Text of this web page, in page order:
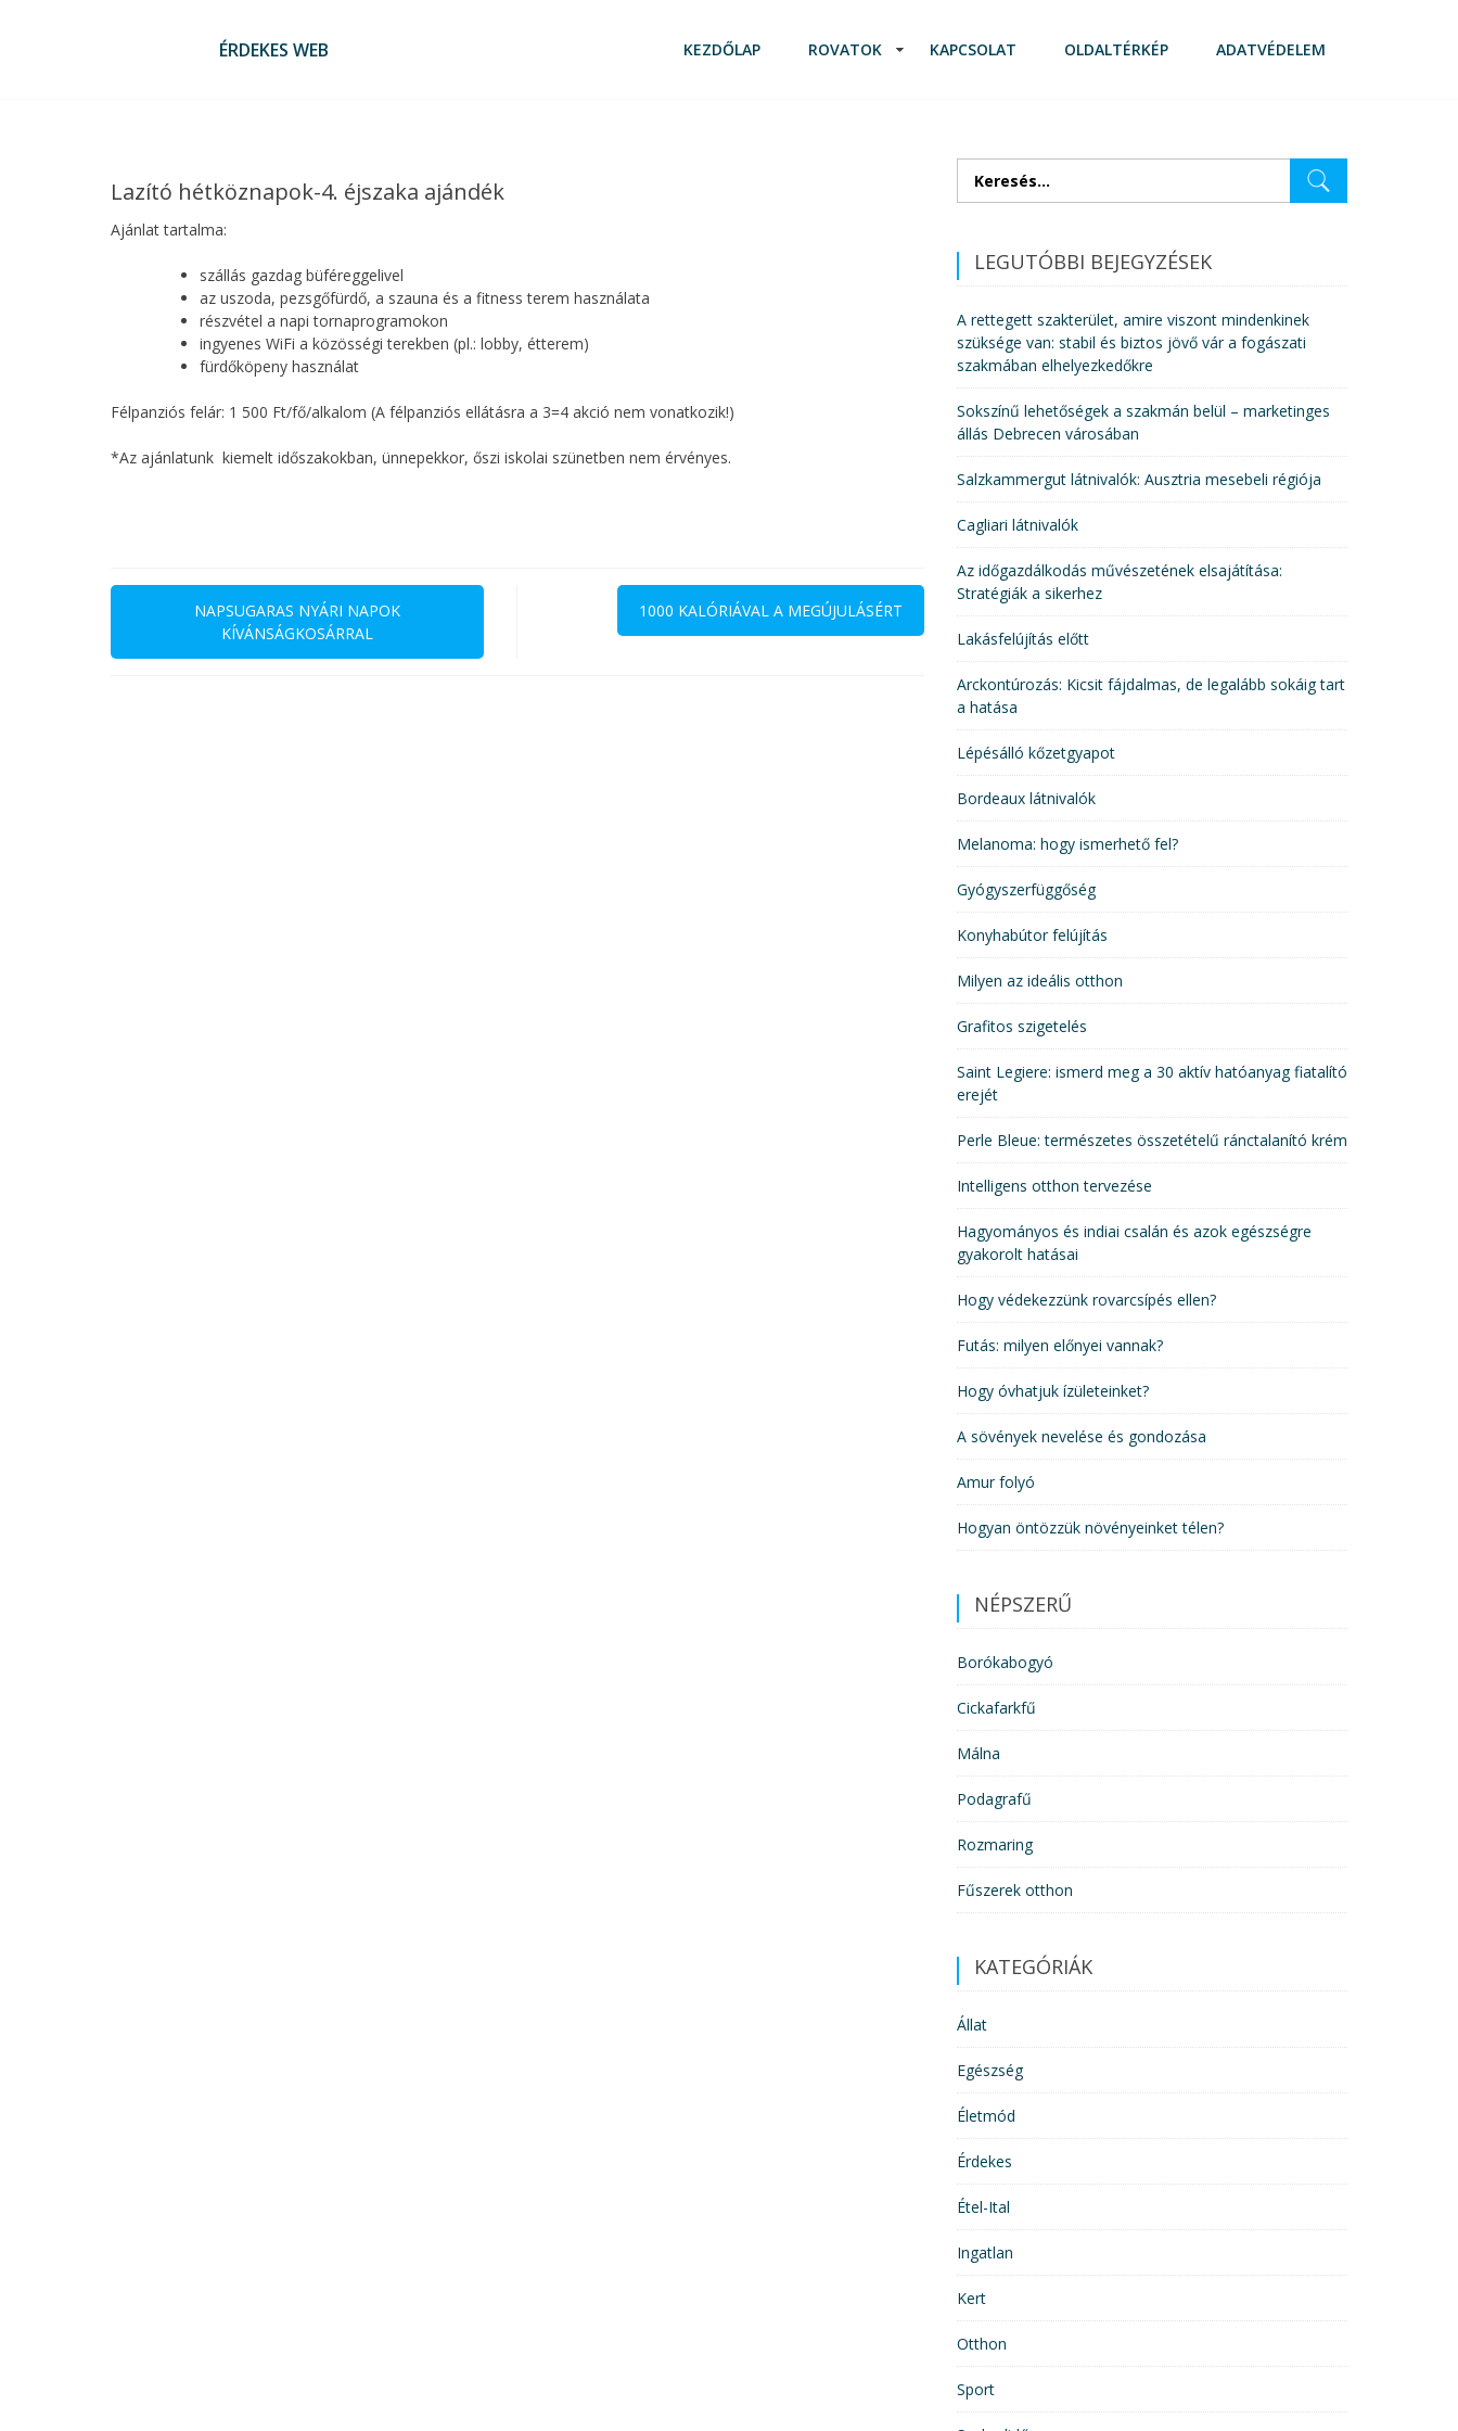
ÉRDEKES WEB KEZDŐLAP ROVATOK KAPCSOLAT OLDALTÉRKÉP ADATVÉDELEM
Lazító hétköznapok-4. éjszaka ajándék
Ajánlat tartalma:
szállás gazdag büféreggelivel
az uszoda, pezsgőfürdő, a szauna és a fitness terem használata
részvétel a napi tornaprogramokon
ingyenes WiFi a közösségi terekben (pl.: lobby, étterem)
fürdőköpeny használat
Félpanziós felár: 1 500 Ft/fő/alkalom (A félpanziós ellátásra a 3=4 akció nem vonatkozik!)
*Az ajánlatunk kiemelt időszakokban, ünnepekkor, őszi iskolai szünetben nem érvényes.
Bejegyzés
navigációNAPSUGARAS NYÁRI NAPOK
KÍVÁNSÁGKOSÁRRAL
1000 KALÓRIÁVAL A MEGÚJULÁSÉRT
LEGUTÓBBI BEJEGYZÉSEK
A rettegett szakterület, amire viszont mindenkinek
szüksége van: stabil és biztos jövő vár a fogászati
szakmában elhelyezkedőkre
Sokszínű lehetőségek a szakmán belül – marketinges
állás Debrecen városában
Salzkammergut látnivalók: Ausztria mesebeli régiója
Cagliari látnivalók
Az időgazdálkodás művészetének elsajátítása:
Stratégiák a sikerhez
Lakásfelújítás előtt
Arckontúrozás: Kicsit fájdalmas, de legalább sokáig tart
a hatása
Lépésálló kőzetgyapot
Bordeaux látnivalók
Melanoma: hogy ismerhető fel?
Gyógyszerfüggőség
Konyhabútor felújítás
Milyen az ideális otthon
Grafitos szigetelés
Saint Legiere: ismerd meg a 30 aktív hatóanyag fiatalító
erejét
Perle Bleue: természetes összetételű ránctalanító krém
Intelligens otthon tervezése
Hagyományos és indiai csalán és azok egészségre
gyakorolt hatásai
Hogy védekezzünk rovarcsípés ellen?
Futás: milyen előnyei vannak?
Hogy óvhatjuk ízületeinket?
A sövények nevelése és gondozása
Amur folyó
Hogyan öntözzük növényeinket télen?
NÉPSZERŰ
Borókabogyó
Cickafarkfű
Málna
Podagrafű
Rozmaring
Fűszerek otthon
KATEGÓRIÁK
Állat
Egészség
Életmód
Érdekes
Étel-Ital
Ingatlan
Kert
Otthon
Sport